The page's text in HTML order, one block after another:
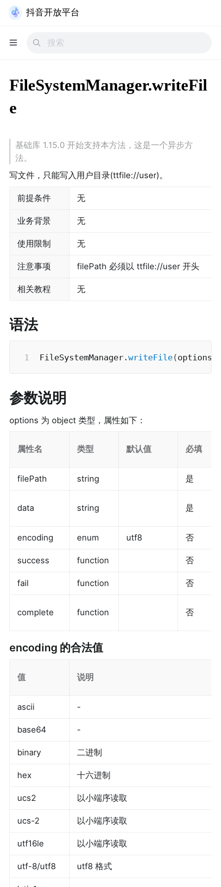
抖音开放平台
FileSystemManager.writeFil
e
基础库 1.15.0 开始支持本方法，这是一个异步方
法。
写文件，只能写入用户目录(ttfile://user)。
前提条件 无
业务背景 无
使用限制 无
注意事项 filePath 必须以 ttfile://user 开头
相关教程 无
语法
FileSystemManager .writeFile( options
参数说明
options 为 object 类型，属性如下：
属性名 类型 默认值 必填
filePath string 是
data string 是
encoding enum utf8 否
success function 否
fail function 否
complete function 否
encoding 的合法值
值 说明
ascii -
base64 -
binary 二进制
hex 十六进制
ucs2 以小端序读取
ucs-2 以小端序读取
utf16le 以小端序读取
utf-8/utf8 utf8 格式